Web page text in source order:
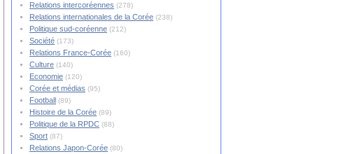
Relations intercoréennes (278)
Relations internationales de la Corée (238)
Politique sud-coréenne (212)
Société (173)
Relations France-Corée (160)
Culture (140)
Economie (120)
Corée et médias (95)
Football (89)
Histoire de la Corée (89)
Politique de la RPDC (88)
Sport (87)
Relations Japon-Corée (80)